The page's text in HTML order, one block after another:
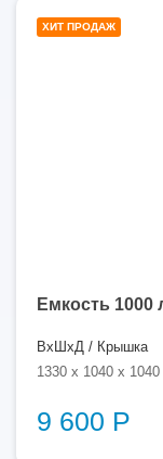
ХИТ ПРОДАЖ
Емкость 1000
ВхШхД / Крышка
1330 x 1040 x
9 600 Р